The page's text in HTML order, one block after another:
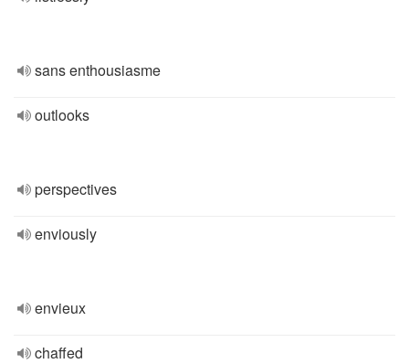
sans enthousiasme
outlooks
perspectives
enviously
envieux
chaffed